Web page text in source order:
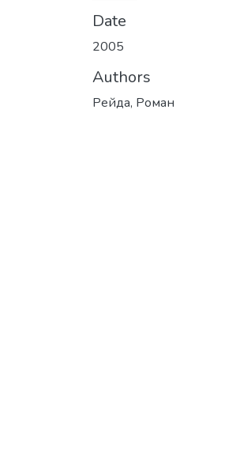
Date
2005
Authors
Рейда, Роман